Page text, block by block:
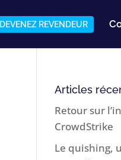
DEVENEZ REVENDEUR
Articles
Retour sur
CrowdStrike
Le quishing,